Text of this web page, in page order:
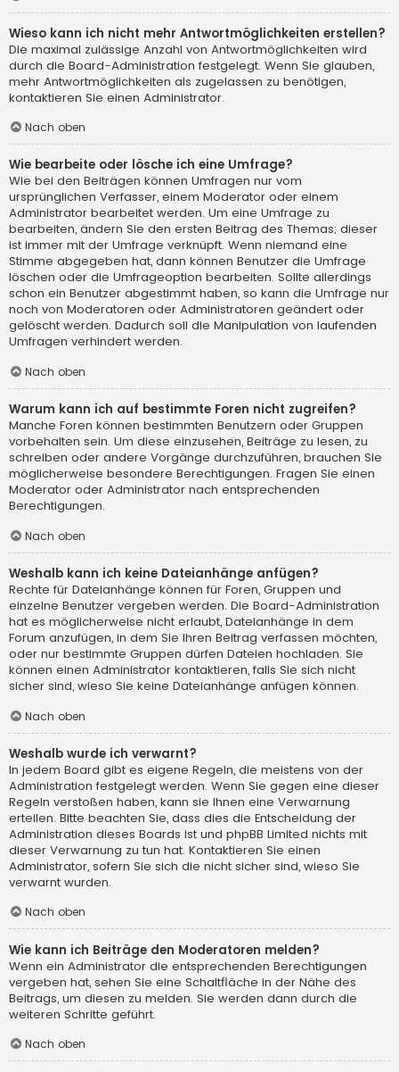
Wieso kann ich nicht mehr Antwortmöglichkeiten erstellen?
Die maximal zulässige Anzahl von Antwortmöglichkeiten wird
durch die Board-Administration festgelegt. Wenn Sie glauben,
mehr Antwortmöglichkeiten als zugelassen zu benötigen,
kontaktieren Sie einen Administrator.
Nach oben
Wie bearbeite oder lösche ich eine Umfrage?
Wie bei den Beiträgen können Umfragen nur vom
ursprünglichen Verfasser, einem Moderator oder einem
Administrator bearbeitet werden. Um eine Umfrage zu
bearbeiten, ändern Sie den ersten Beitrag des Themas; dieser
ist immer mit der Umfrage verknüpft. Wenn niemand eine
Stimme abgegeben hat, dann können Benutzer die Umfrage
löschen oder die Umfrageoption bearbeiten. Sollte allerdings
schon ein Benutzer abgestimmt haben, so kann die Umfrage nur
noch von Moderatoren oder Administratoren geändert oder
gelöscht werden. Dadurch soll die Manipulation von laufenden
Umfragen verhindert werden.
Nach oben
Warum kann ich auf bestimmte Foren nicht zugreifen?
Manche Foren können bestimmten Benutzern oder Gruppen
vorbehalten sein. Um diese einzusehen, Beiträge zu lesen, zu
schreiben oder andere Vorgänge durchzuführen, brauchen Sie
möglicherweise besondere Berechtigungen. Fragen Sie einen
Moderator oder Administrator nach entsprechenden
Berechtigungen.
Nach oben
Weshalb kann ich keine Dateianhänge anfügen?
Rechte für Dateianhänge können für Foren, Gruppen und
einzelne Benutzer vergeben werden. Die Board-Administration
hat es möglicherweise nicht erlaubt, Dateianhänge in dem
Forum anzufügen, in dem Sie Ihren Beitrag verfassen möchten,
oder nur bestimmte Gruppen dürfen Dateien hochladen. Sie
können einen Administrator kontaktieren, falls Sie sich nicht
sicher sind, wieso Sie keine Dateianhänge anfügen können.
Nach oben
Weshalb wurde ich verwarnt?
In jedem Board gibt es eigene Regeln, die meistens von der
Administration festgelegt werden. Wenn Sie gegen eine dieser
Regeln verstoßen haben, kann sie Ihnen eine Verwarnung
erteilen. Bitte beachten Sie, dass dies die Entscheidung der
Administration dieses Boards ist und phpBB Limited nichts mit
dieser Verwarnung zu tun hat. Kontaktieren Sie einen
Administrator, sofern Sie sich die nicht sicher sind, wieso Sie
verwarnt wurden.
Nach oben
Wie kann ich Beiträge den Moderatoren melden?
Wenn ein Administrator die entsprechenden Berechtigungen
vergeben hat, sehen Sie eine Schaltfläche in der Nähe des
Beitrags, um diesen zu melden. Sie werden dann durch die
weiteren Schritte geführt.
Nach oben